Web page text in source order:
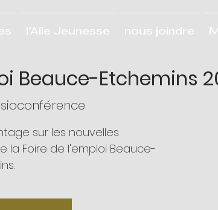
l'Aile Jeunesse nous joindre
Beauce-Etchemins
sur les nouvelles
la Foire de l'emploi Beauce-